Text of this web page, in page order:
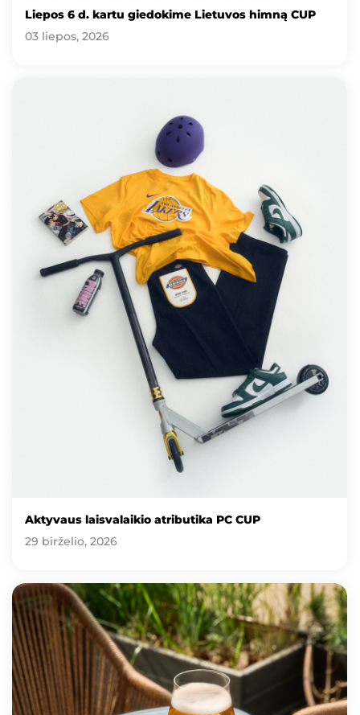
Liepos 6 d. kartu giedokime Lietuvos himną CUP
03 liepos, 2026
Aktyvaus laisvalaikio atributika PC CUP
29 birželio, 2026